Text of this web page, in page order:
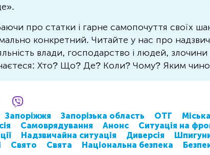
про статки і гарне самопочуття своїх
конкретний. Читайте у нас про
влади, господарство і людей, злочини
Хто? Що? Де? Коли? Чому? Яким
Запоріжжя Запорізька область ОТГ
Самоврядування Анонс
Ситуація на
Надзвичайна ситуація Диверсія
Свято Свята Національна безпека